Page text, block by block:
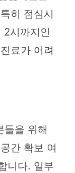
히 점심시
시까지인
료가 어려
들을 위해
간 확보 여
니다. 일부